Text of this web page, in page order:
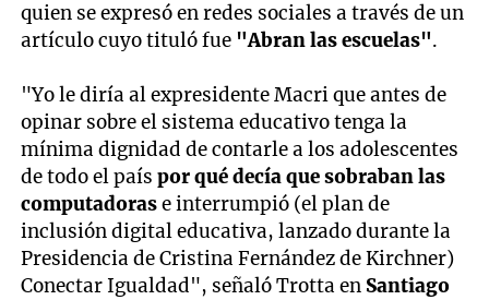
quien se expresó en redes sociales a través de un
artículo cuyo tituló fue "Abran las escuelas".
"Yo le diría al expresidente Macri que antes de
opinar sobre el sistema educativo tenga la
mínima dignidad de contarle a los adolescentes
de todo el paíspor qué decía que sobraban las
computadorase interrumpió (el plan de
inclusión digital educativa, lanzado durante la
Presidencia de Cristina Fernández de Kirchner)
Conectar Igualdad", señaló Trotta en Santiago